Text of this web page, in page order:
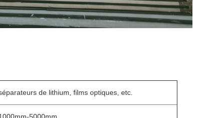
de lithium, films optiques, etc.